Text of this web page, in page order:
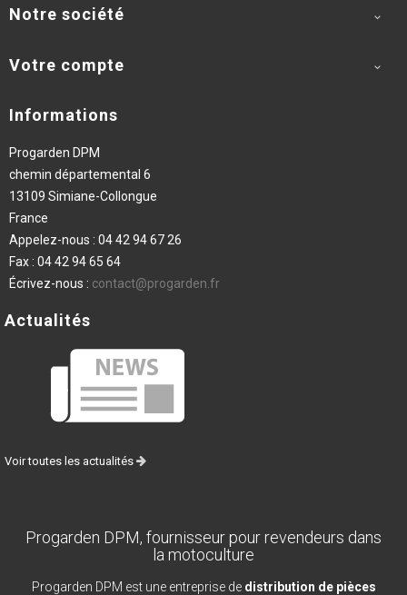
Notre société 
Votre compte 
Informations
Progarden DPM
chemin départemental 6
13109 Simiane-Collongue
France
Appelez-nous : 04 42 94 67 26
Fax : 04 42 94 65 64
Écrivez-nous : contact@progarden.fr
Actualités
Voir toutes les actualités
Progarden DPM, fournisseur pour revendeurs dans
la motoculture
Progarden DPM est une entreprise de distribution de pièces